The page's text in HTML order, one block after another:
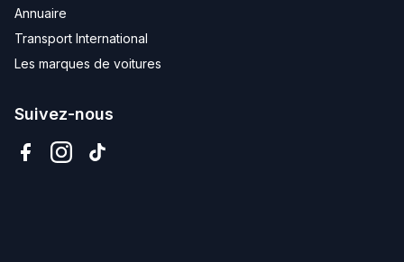
Annuaire
Transport International
Les marques de voitures
Suivez-nous